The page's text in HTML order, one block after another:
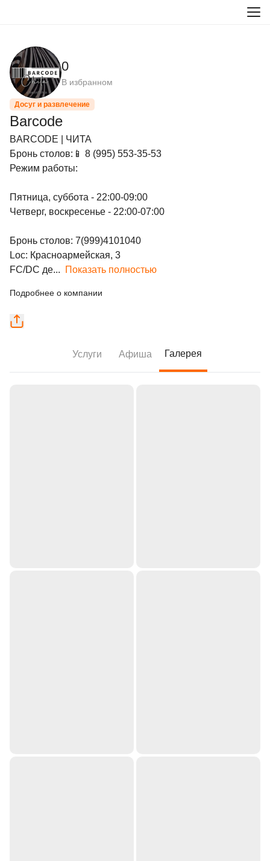
0
В избранном
Досуг и развлечение
Barcode
BARCODE | ЧИТА
Бронь столов:📱 8 (995) 553-35-53
Режим работы:
Пятница, суббота - 22:00-09:00
Четверг, воскресенье - 22:00-07:00
Бронь столов: 7(999)4101040
Loc: Красноармейская, 3
FC/DC де... Показать полностью
Подробнее о компании
Услуги Афиша Галерея